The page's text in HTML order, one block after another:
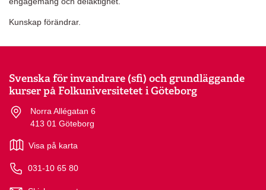
Kunskap förändrar.
Svenska för invandrare (sfi) och grundläggande
kurser på Folkuniversitetet i Göteborg
Norra Allégatan 6
413 01 Göteborg
Visa på karta
031-10 65 80